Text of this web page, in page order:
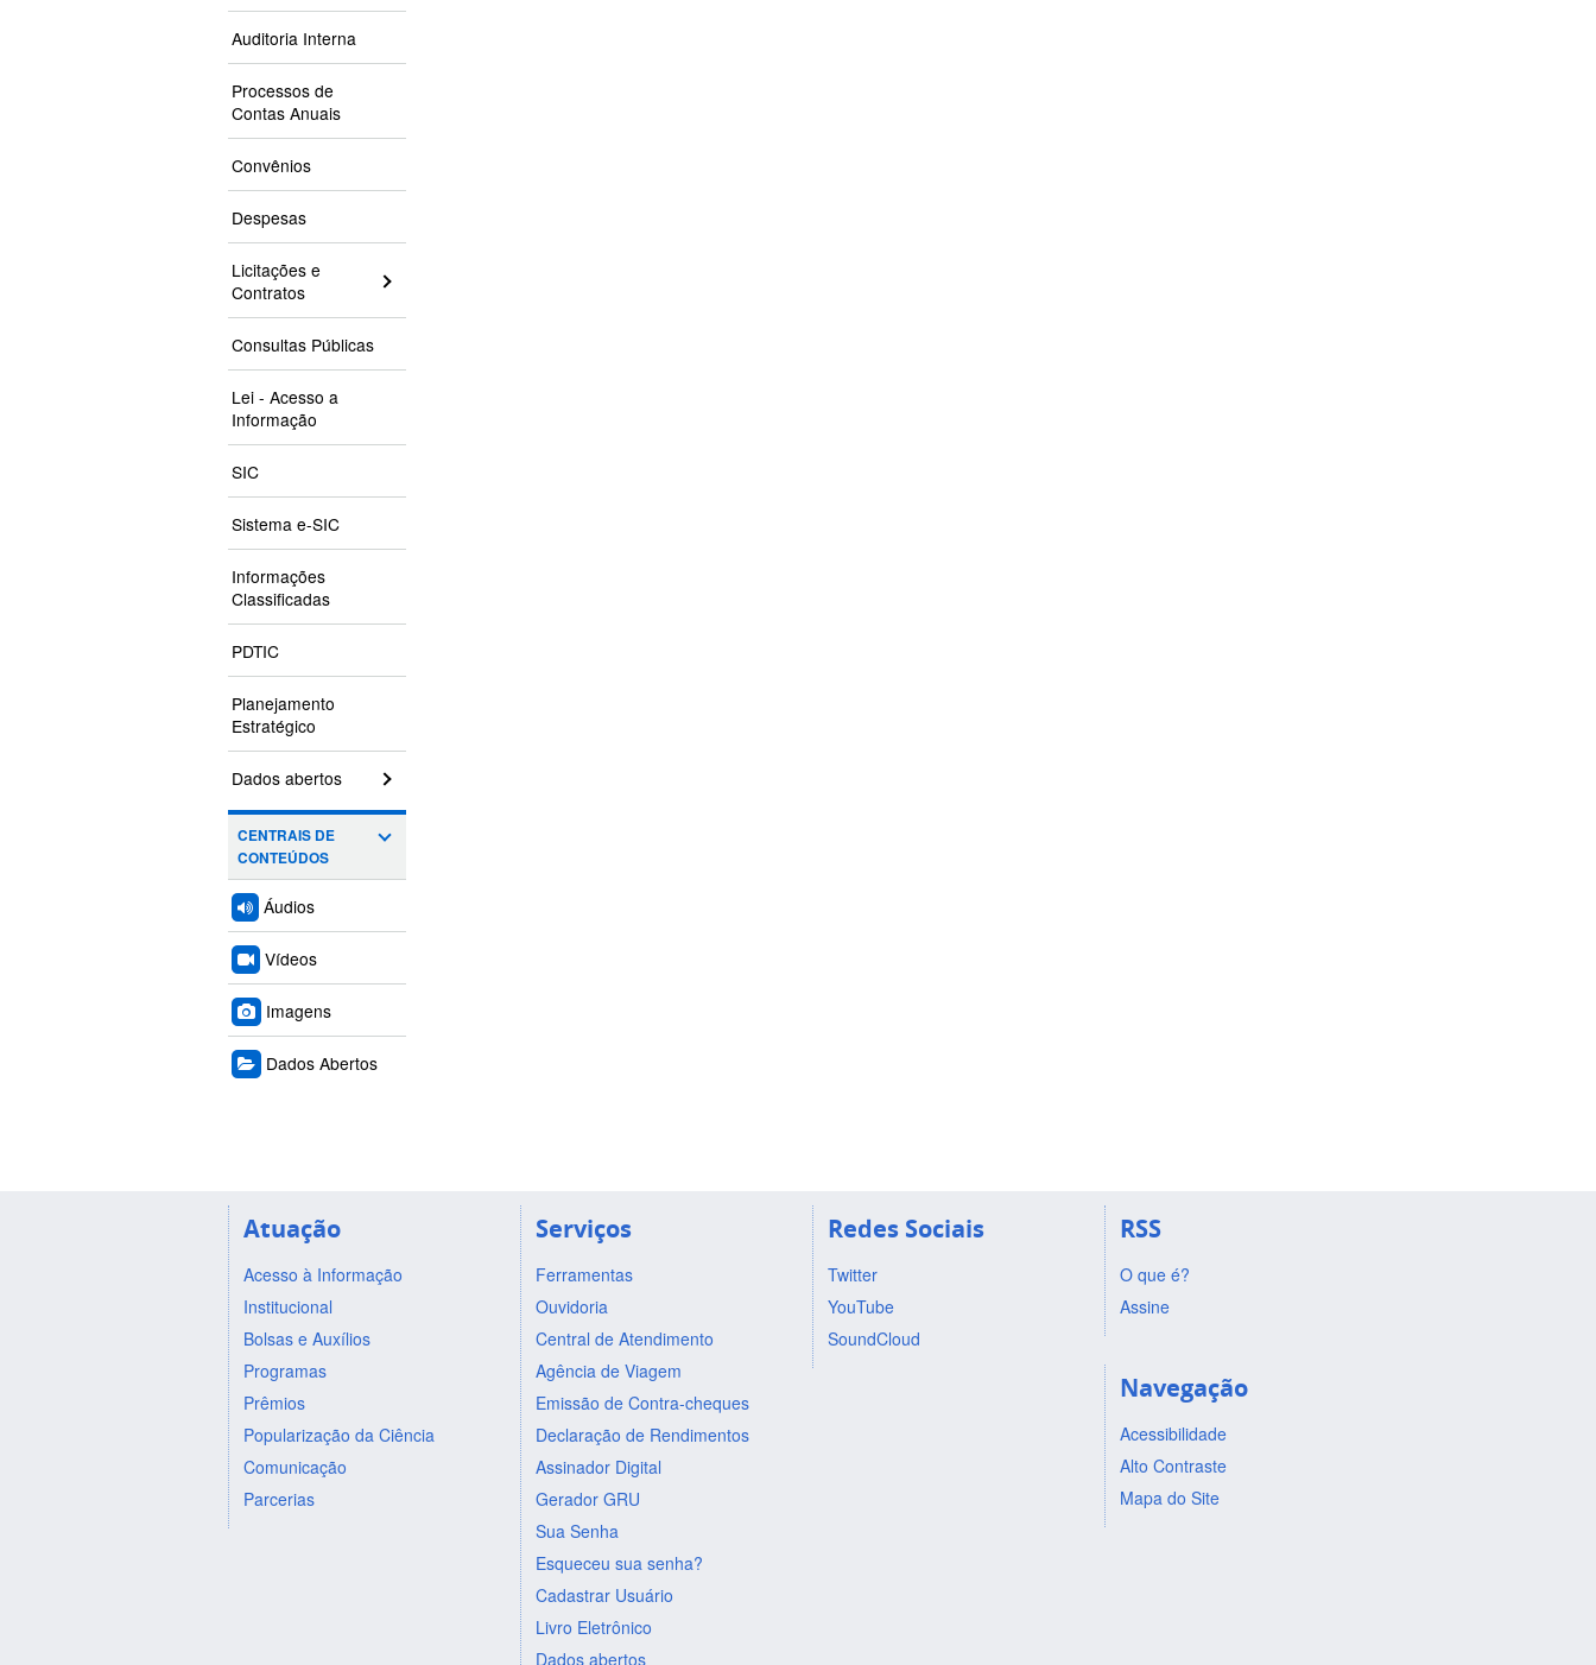
Auditoria Interna
Processos de
Contas Anuais
Convênios
Despesas
Licitações e
Contratos
Consultas Públicas
Lei - Acesso a
Informação
SIC
Sistema e-SIC
Informações
Classificadas
PDTIC
Planejamento
Estratégico
Dados abertos
CENTRAIS DE
CONTEÚDOS
Áudios
Vídeos
Imagens
Dados Abertos
Atuação
Acesso à Informação
Institucional
Bolsas e Auxílios
Programas
Prêmios
Popularização da Ciência
Comunicação
Parcerias
Serviços
Ferramentas
Ouvidoria
Central de Atendimento
Agência de Viagem
Emissão de Contra-cheques
Declaração de Rendimentos
Assinador Digital
Gerador GRU
Sua Senha
Esqueceu sua senha?
Cadastrar Usuário
Livro Eletrônico
Dados abertos
Redes Sociais
Twitter
YouTube
SoundCloud
RSS
O que é?
Assine
Navegação
Acessibilidade
Alto Contraste
Mapa do Site